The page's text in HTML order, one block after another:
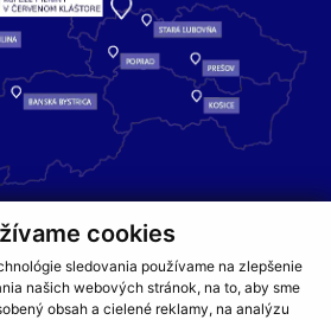
cookies
sledovania používame na zlepšenie
našich webových stránok, na to, aby sme
obsah a cielené reklamy, na analýzu
kde sa príroda stretáva s liečivou silou
pre telo aj dušu.